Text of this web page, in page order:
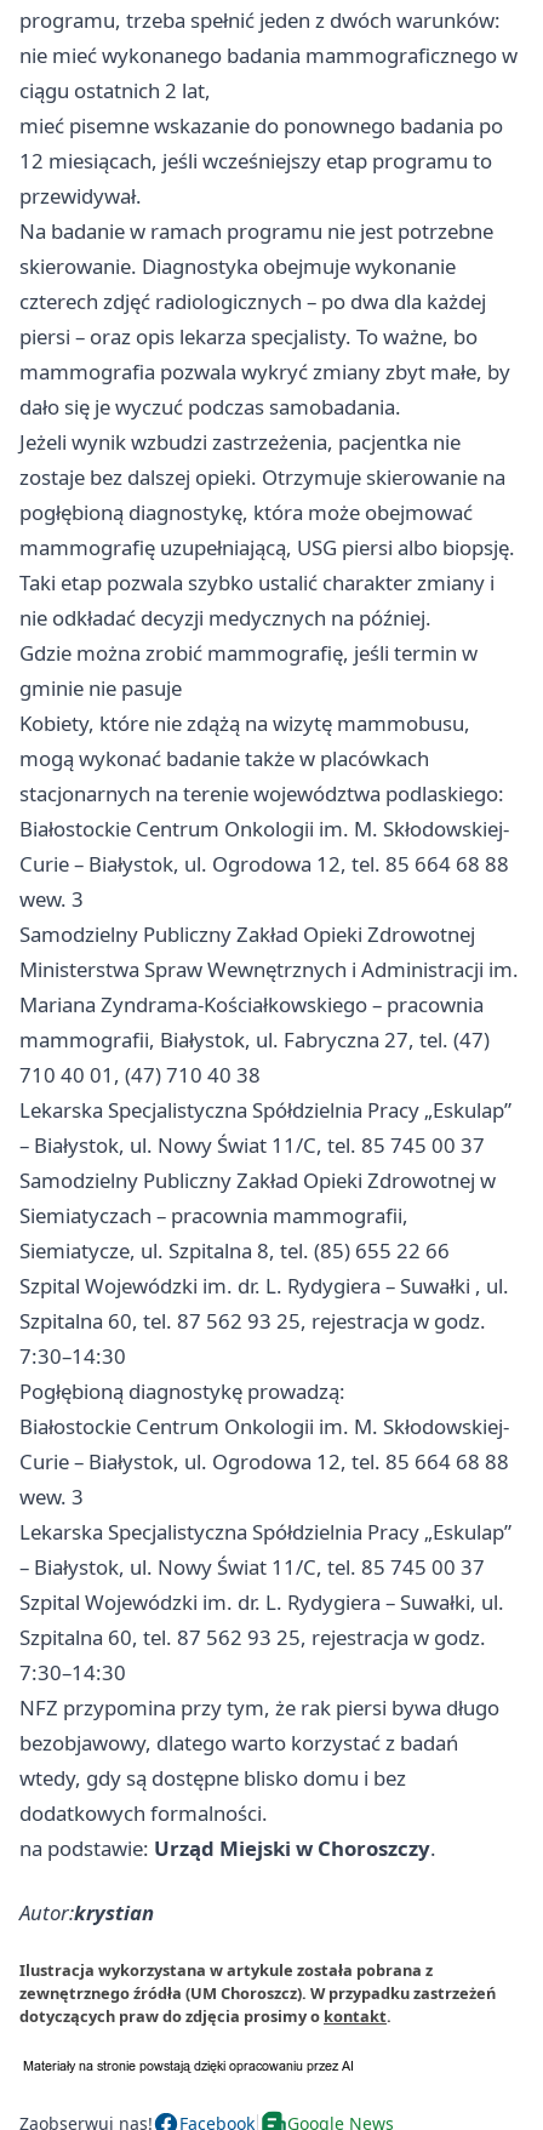
programu, trzeba spełnić jeden z dwóch warunków:
nie mieć wykonanego badania mammograficznego w
ciągu ostatnich 2 lat,
mieć pisemne wskazanie do ponownego badania po
12 miesiącach, jeśli wcześniejszy etap programu to
przewidywał.
Na badanie w ramach programu nie jest potrzebne
skierowanie. Diagnostyka obejmuje wykonanie
czterech zdjęć radiologicznych – po dwa dla każdej
piersi – oraz opis lekarza specjalisty. To ważne, bo
mammografia pozwala wykryć zmiany zbyt małe, by
dało się je wyczuć podczas samobadania.
Jeżeli wynik wzbudzi zastrzeżenia, pacjentka nie
zostaje bez dalszej opieki. Otrzymuje skierowanie na
pogłębioną diagnostykę, która może obejmować
mammografię uzupełniającą, USG piersi albo biopsję.
Taki etap pozwala szybko ustalić charakter zmiany i
nie odkładać decyzji medycznych na później.
Gdzie można zrobić mammografię, jeśli termin w
gminie nie pasuje
Kobiety, które nie zdążą na wizytę mammobusu,
mogą wykonać badanie także w placówkach
stacjonarnych na terenie województwa podlaskiego:
Białostockie Centrum Onkologii im. M. Skłodowskiej-
Curie – Białystok, ul. Ogrodowa 12, tel. 85 664 68 88
wew. 3
Samodzielny Publiczny Zakład Opieki Zdrowotnej
Ministerstwa Spraw Wewnętrznych i Administracji im.
Mariana Zyndrama-Kościałkowskiego – pracownia
mammografii, Białystok, ul. Fabryczna 27, tel. (47)
710 40 01, (47) 710 40 38
Lekarska Specjalistyczna Spółdzielnia Pracy „Eskulap”
– Białystok, ul. Nowy Świat 11/C, tel. 85 745 00 37
Samodzielny Publiczny Zakład Opieki Zdrowotnej w
Siemiatyczach – pracownia mammografii,
Siemiatycze, ul. Szpitalna 8, tel. (85) 655 22 66
Szpital Wojewódzki im. dr. L. Rydygiera –Suwałki , ul.
Szpitalna 60, tel. 87 562 93 25, rejestracja w godz.
7:30–14:30
Pogłębioną diagnostykę prowadzą:
Białostockie Centrum Onkologii im. M. Skłodowskiej-
Curie – Białystok, ul. Ogrodowa 12, tel. 85 664 68 88
wew. 3
Lekarska Specjalistyczna Spółdzielnia Pracy „Eskulap”
– Białystok, ul. Nowy Świat 11/C, tel. 85 745 00 37
Szpital Wojewódzki im. dr. L. Rydygiera – Suwałki, ul.
Szpitalna 60, tel. 87 562 93 25, rejestracja w godz.
7:30–14:30
NFZ przypomina przy tym, że rak piersi bywa długo
bezobjawowy, dlatego warto korzystać z badań
wtedy, gdy są dostępne blisko domu i bez
dodatkowych formalności.
na podstawie: Urząd Miejski w Choroszczy.
Autor:krystian
Ilustracja wykorzystana w artykule została pobrana z
zewnętrznego źródła (UM Choroszcz). W przypadku zastrzeżeń
dotyczących praw do zdjęcia prosimy o kontakt.
Zaobserwuj nas! Facebook Google News